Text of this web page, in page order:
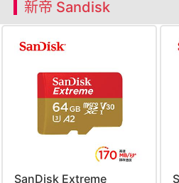
新帝 Sandisk
SanDisk Extreme